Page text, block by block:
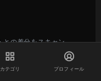
差分をスキャン
'git\s+push'; then
parse --abbrev-ref
...HEAD
カテゴリ プロフィール